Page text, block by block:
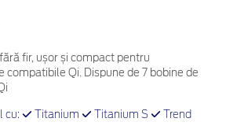
fir, ușor și compact pentru
Qi. Dispune de 7 bobine de
cu: Titanium Titanium S Trend